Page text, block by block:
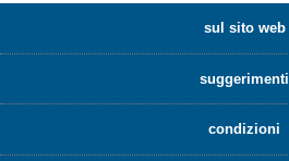
sul sito web
suggerimenti
condizioni